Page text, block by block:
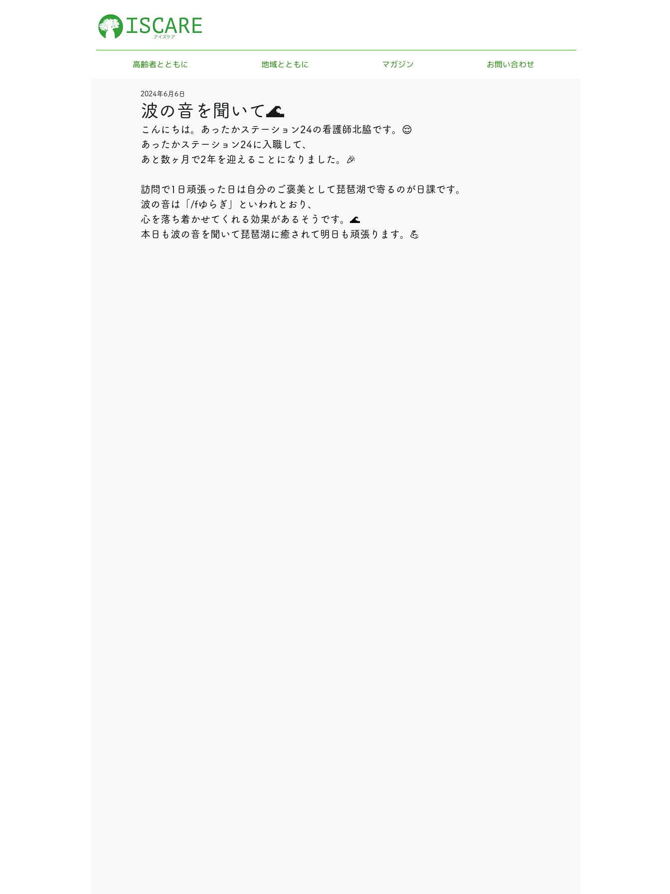
高齢者とともに 地域とともに マガジン お問い合わせ
波の音を聞いて🌊
2024年6月6日
こんにちは。あったかステーション24の看護師北脇です。😌
あったかステーション24に入職して、
あと数ヶ月で2年を迎えることになりました。🎉
訪問で1日頑張った日は自分のご褒美として琵琶湖で寄るのが日課です。
波の音は「/fゆらぎ」といわれとおり、
心を落ち着かせてくれる効果があるそうです。🌊
本日も波の音を聞いて琵琶湖に癒されて明日も頑張ります。💪